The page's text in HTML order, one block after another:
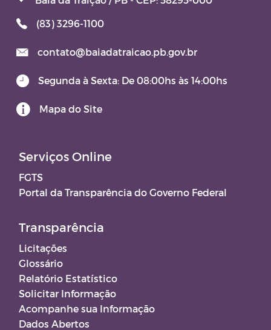
(83) 3296-1100
contato@baiadatraicao.pb.gov.br
Segunda à Sexta: De 08:00hs às 14:00hs
Mapa do Site
Serviços Online
FGTS
Portal da Transparência do Governo Federal
Transparência
Licitações
Glossário
Relatório Estatístico
Solicitar Informação
Acompanhe sua Informação
Dados Abertos